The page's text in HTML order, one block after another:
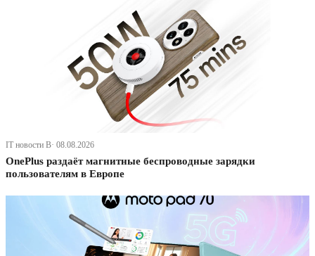
IT новости В· 08.08.2026
OnePlus раздаёт магнитные беспроводные зарядки
пользователям в Европе